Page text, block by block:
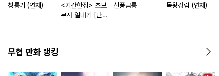
창룡기 (연재)
<기간한정> 초보
무사 일대기 [단행
신풍금룡 독왕강림 (연재)
무협 만화 랭킹